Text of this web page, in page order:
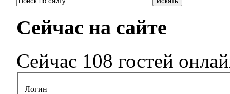
Сейчас на сайте
Сейчас 108 гостей
Логин